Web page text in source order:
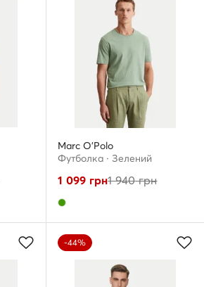
Marc O'Polo
Футболка · Зелений
1 099 грн1 940грн
-44%